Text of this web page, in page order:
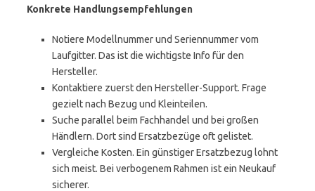
Konkrete Handlungsempfehlungen
Notiere Modellnummer und Seriennummer vom
Laufgitter. Das ist die wichtigste Info für den
Hersteller.
Kontaktiere zuerst den Hersteller-Support. Frage
gezielt nach Bezug und Kleinteilen.
Suche parallel beim Fachhandel und bei großen
Händlern. Dort sind Ersatzbezüge oft gelistet.
Vergleiche Kosten. Ein günstiger Ersatzbezug lohnt
sich meist. Bei verbogenem Rahmen ist ein Neukauf
sicherer.